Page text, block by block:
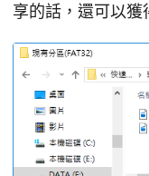
享的話，還可以獲